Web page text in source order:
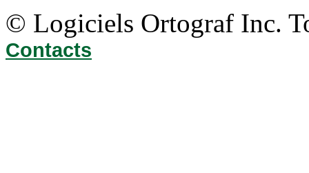
© Logiciels Ortograf Inc.
Contacts